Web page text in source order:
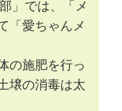
」では、「メ
「愛ちゃんメ
の施肥を行っ
壌の消毒は太